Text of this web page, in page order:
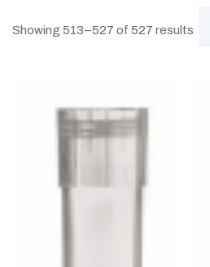
Showing 513–527 of 527 results